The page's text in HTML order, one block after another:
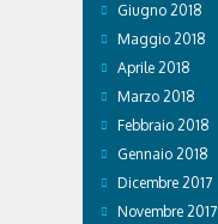
Giugno 2018
Maggio 2018
Aprile 2018
Marzo 2018
Febbraio 2018
Gennaio 2018
Dicembre 2017
Novembre 2017